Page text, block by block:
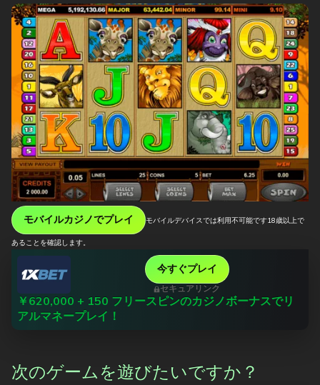
モバイルカジノでプレイ モバイルデバイスでは利用不可能です18歳以上で
あることを確認します。
￥620,000 + 150 フリースピンのカジノボーナスでリ
アルマネープレイ！
今すぐプレイ
セキュアリンク
次のゲームを遊びたいですか？